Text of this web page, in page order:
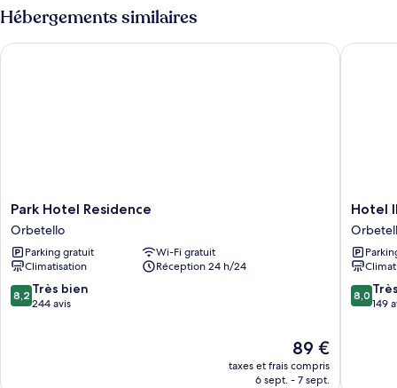
Hébergements similaires
Park
Hotel
Residence
Orbetello
Park Hotel Residence
Orbetello
Parking gratuit
Wi-Fi gratuit
Climatisation
Réception 24 h/24
8.2
sur
8,2 Très bien
244 avis
Le
nouveau
prix
89 €
taxes et frais compris
6 sept. - 7 sept.
Park Hotel Residence
Hotel
Il
Hotel
8.0
sur
8,0
149
Hotel Il